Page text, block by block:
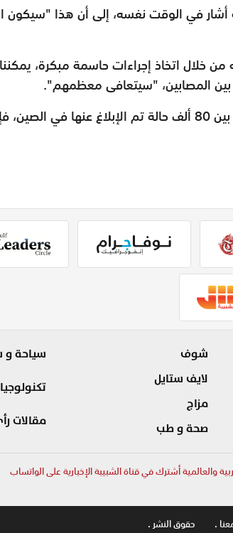
أشار في الوقت نفسه، إلى أن هذا "سيكون
من خلال اتخاذ إجراءات حاسمة مبكرة،
بين المصابين، "سيتعافى معظمهم".
شوف
لايف ستايل
مزاج
صحة و طب
سياحة و
تكنولوجيا
مقالات
والعالمية أشترك في قناة الشبيبة الإخبارية على الواتساب
. حقوق النشر .